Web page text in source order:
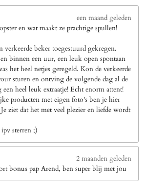
een maand geleden
en wat maakt ze prachtige spullen!
verkeerde beker toegestuurd gekregen.
binnen een uur, een leuk open spontaan
het heel netjes geregeld. Kon de verkeerde
sturen en ontving de volgende dag al de
heel leuk extraatje! Echt enorm attent!
producten met eigen foto's ben je hier
Je ziet dat het met veel plezier en liefde wordt
sterren ;)
2 maanden geleden
bonus pap Arend, ben super blij met jou